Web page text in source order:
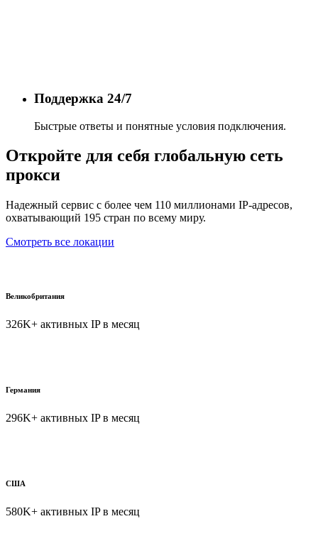
Поддержка 24/7
Быстрые ответы и понятные условия подключения.
Откройте для себя глобальную сеть
прокси
Надежный сервис с более чем 110 миллионами IP-адресов,
охватывающий 195 стран по всему миру.
Смотреть все локации
Великобритания
326K+ активных IP в месяц
Германия
296K+ активных IP в месяц
США
580K+ активных IP в месяц